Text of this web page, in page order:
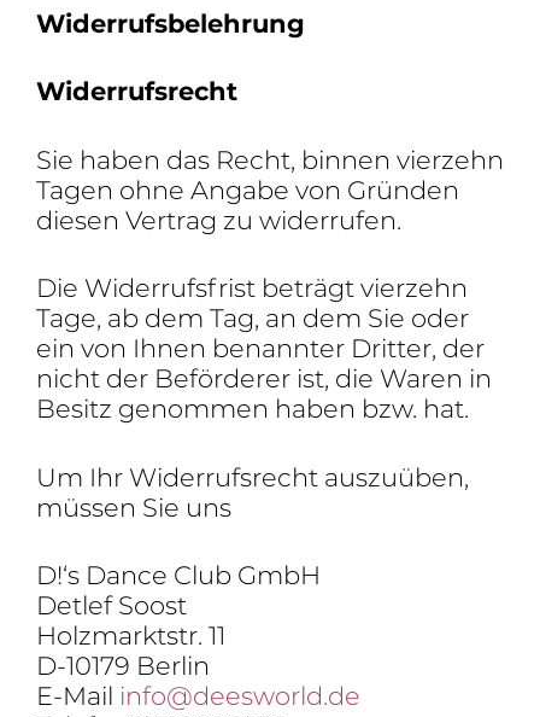
Wider­rufs­be­leh­rung
Wider­rufs­recht
Sie haben das Recht, binnen vier­zehn
Tagen ohne Angabe von Gründen
diesen Vertrag zu widerrufen.
Die Wider­rufs­frist beträgt vier­zehn
Tage, ab dem Tag, an dem Sie oder
ein von Ihnen benannter Dritter, der
nicht der Beför­derer ist, die Waren in
Besitz genommen haben bzw. hat.
Um Ihr Wider­rufs­recht auszu­üben,
müssen Sie uns
D!‘s Dance Club GmbH
Detlef Soost
Holz­marktstr. 11
D-10179 Berlin
E-Mail info@deesworld.de